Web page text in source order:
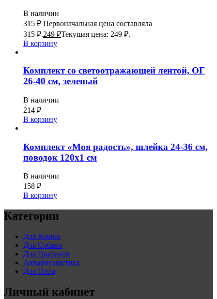
В наличии
315₽ Первоначальная цена составляла
315 ₽.249 ₽Текущая цена: 249 ₽.
В корзину
Комплект со светоотражающей лентой, ОГ
26-40 см, зеленый
В наличии
214 ₽
В корзину
Комплект «Моя радость», шлейка 24-36 см,
поводок 120х1 см
В наличии
158 ₽
В корзину
Категории
Для Кошки
Для Собаки
Для Грызунов
Аквариумистика
Для Птиц
Личный кабинет